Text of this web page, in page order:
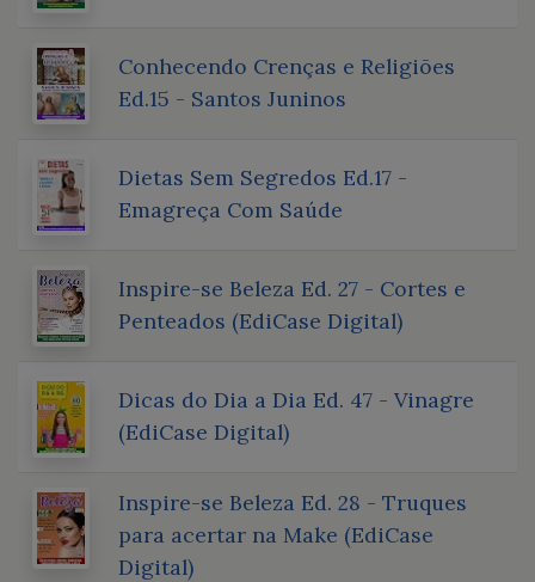
Conhecendo Crenças e Religiões
Ed.15 - Santos Juninos
Dietas Sem Segredos Ed.17 -
Emagreça Com Saúde
Inspire-se Beleza Ed. 27 - Cortes e
Penteados (EdiCase Digital)
Dicas do Dia a Dia Ed. 47 - Vinagre
(EdiCase Digital)
Inspire-se Beleza Ed. 28 - Truques
para acertar na Make (EdiCase
Digital)